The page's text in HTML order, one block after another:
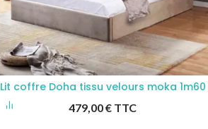
Lit coffre Doha tissu velours moka 1m60
479,00€ TTC